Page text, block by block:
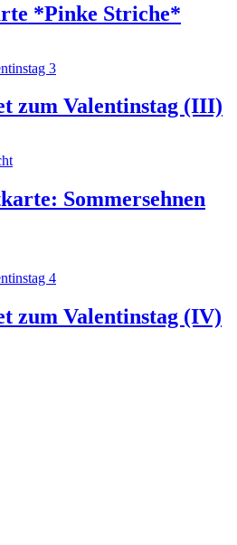
*Pinke Striche*
zum Valentinstag (III)
Sommersehnen
zum Valentinstag (IV)